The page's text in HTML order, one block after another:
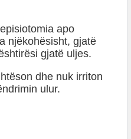
apo
njëkohësisht, gjatë
gjatë uljes.
dhe nuk irriton
ulur.